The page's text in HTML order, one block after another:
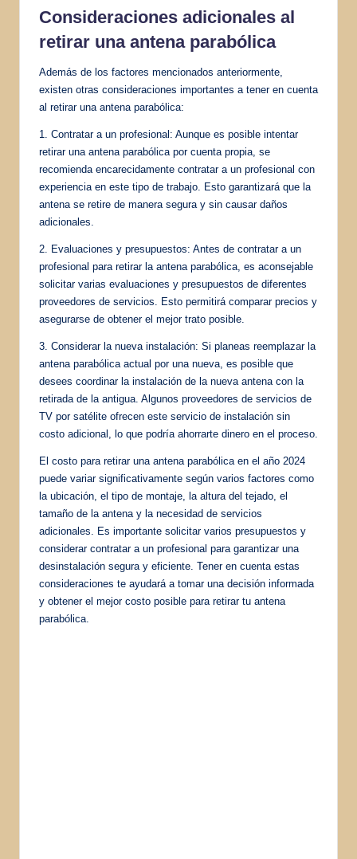
Consideraciones adicionales al
retirar una antena parabólica
Además de los factores mencionados anteriormente,
existen otras consideraciones importantes a tener en cuenta
al retirar una antena parabólica:
1. Contratar a un profesional: Aunque es posible intentar
retirar una antena parabólica por cuenta propia, se
recomienda encarecidamente contratar a un profesional con
experiencia en este tipo de trabajo. Esto garantizará que la
antena se retire de manera segura y sin causar daños
adicionales.
2. Evaluaciones y presupuestos: Antes de contratar a un
profesional para retirar la antena parabólica, es aconsejable
solicitar varias evaluaciones y presupuestos de diferentes
proveedores de servicios. Esto permitirá comparar precios y
asegurarse de obtener el mejor trato posible.
3. Considerar la nueva instalación: Si planeas reemplazar la
antena parabólica actual por una nueva, es posible que
desees coordinar la instalación de la nueva antena con la
retirada de la antigua. Algunos proveedores de servicios de
TV por satélite ofrecen este servicio de instalación sin
costo adicional, lo que podría ahorrarte dinero en el proceso.
El costo para retirar una antena parabólica en el año 2024
puede variar significativamente según varios factores como
la ubicación, el tipo de montaje, la altura del tejado, el
tamaño de la antena y la necesidad de servicios
adicionales. Es importante solicitar varios presupuestos y
considerar contratar a un profesional para garantizar una
desinstalación segura y eficiente. Tener en cuenta estas
consideraciones te ayudará a tomar una decisión informada
y obtener el mejor costo posible para retirar tu antena
parabólica.